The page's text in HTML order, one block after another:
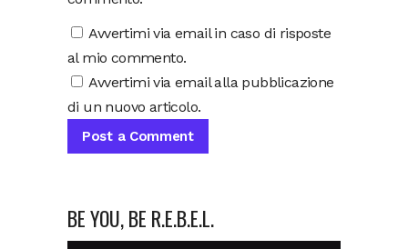
Avvertimi via email in caso di risposte
al mio commento.
Avvertimi via email alla pubblicazione
di un nuovo articolo.
BE YOU, BE R.E.B.E.L.